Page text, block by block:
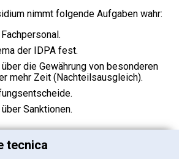
nimmt folgende Aufgaben wahr:
der IDPA fest.
die Gewährung von besonderen
mehr Zeit (Nachteilsausgleich).
Sanktionen.
tecnica